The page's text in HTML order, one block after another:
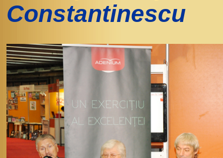
Constantinescu